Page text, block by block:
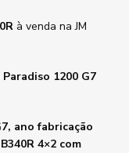
à venda na JM
1200 G7
ano fabricação
4×2 com